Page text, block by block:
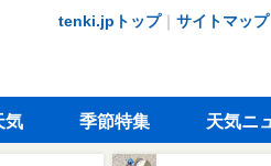
tenki.jpトップ｜ サイトマップ
気 季節特集 天気ニ